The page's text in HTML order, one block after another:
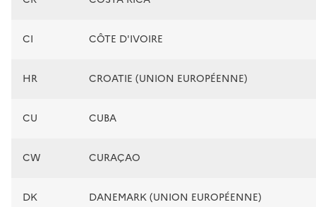
CI CÔTE D'IVOIRE
HR CROATIE (UNION EUROPÉENNE)
CU CUBA
CW CURAÇAO
DK DANEMARK (UNION EUROPÉENNE)